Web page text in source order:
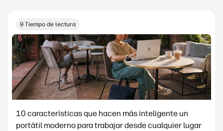
9 Tiempo de lectura
10 características que hacen más inteligente un
portátil moderno para trabajar desde cualquier lugar